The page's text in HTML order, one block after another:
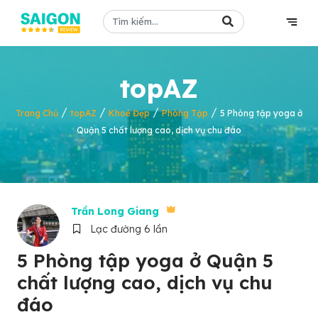
topAZ
Trang Chủ / topAZ / Khoẻ Đẹp/Phòng Tập / 5 Phòng tập yoga ở
Quận 5 chất lượng cao, dịch vụ chu đáo
Trần Long Giang
Lạc đường 6 lần
5 Phòng tập yoga ở Quận 5
chất lượng cao, dịch vụ chu
đáo